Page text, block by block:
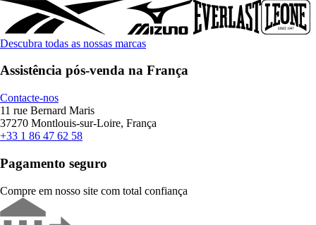
Descubra todas as nossas marcas
Assistência pós-venda na França
Contacte-nos
11 rue Bernard Maris
37270 Montlouis-sur-Loire, França
+33 1 86 47 62 58
Pagamento seguro
Compre em nosso site com total confiança